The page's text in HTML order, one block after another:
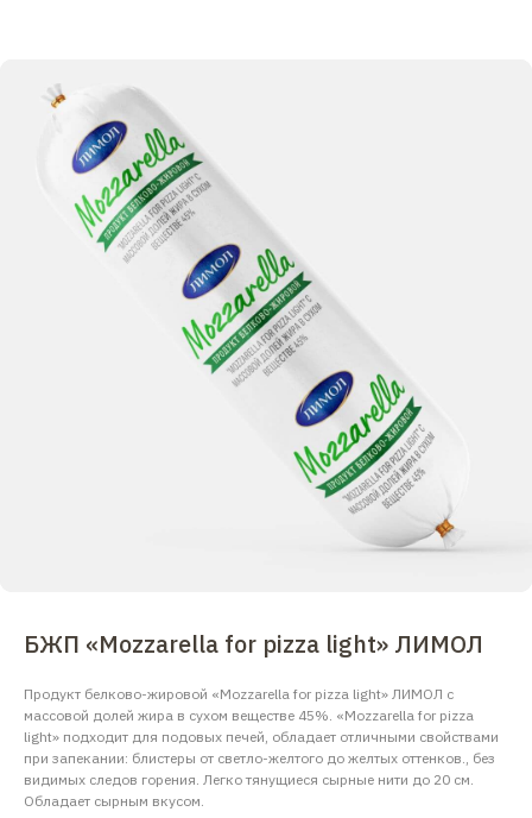
БЖП «Mozzarella for pizza light» ЛИМОЛ
Продукт белково-жировой «Mozzarella for pizza light» ЛИМОЛ с
массовой долей жира в сухом веществе 45%. «Mozzarella for pizza
light» подходит для подовых печей, обладает отличными свойствами
при запекании: блистеры от светло-желтого до желтых оттенков., без
видимых следов горения. Легко тянущиеся сырные нити до 20 см.
Обладает сырным вкусом.